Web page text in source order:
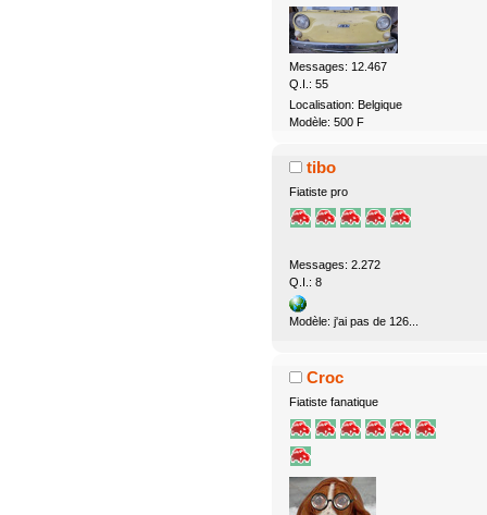
Messages: 12.467
Q.I.: 55
Localisation: Belgique
Modèle: 500 F
tibo
Fiatiste pro
Messages: 2.272
Q.I.: 8
Modèle: j'ai pas de 126...
Croc
Fiatiste fanatique